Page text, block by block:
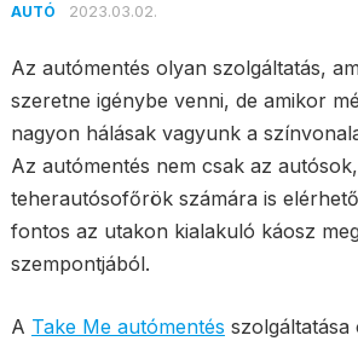
AUTÓ 2023.03.02.
Az autómentés olyan szolgáltatás,
szeretne igénybe venni, de amikor
nagyon hálásak vagyunk a
Az autómentés nem csak az
teherautósofőrök számára is
fontos az utakon kialakuló káosz
szempontjából.
A Take Me autómentés szolgáltatása